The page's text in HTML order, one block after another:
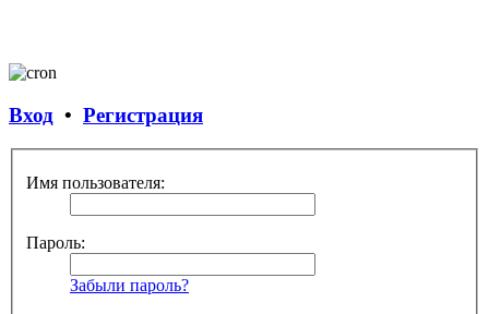
Вход • Регистрация
Имя пользователя:
Пароль:
Забыли пароль?